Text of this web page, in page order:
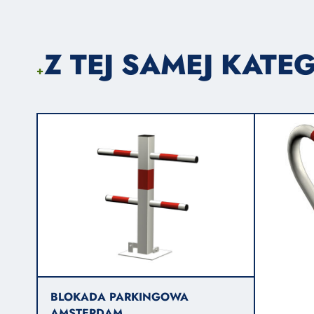
+Z TEJ SAMEJ
BLOKADA PARKINGOWA